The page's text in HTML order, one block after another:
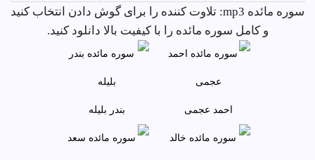
سوره مائده mp3: تلاوت کننده را برای گوش دادن انتخاب کنید
و کامل سوره مائده را با کیفیت بالا دانلود کنید.
احمد عجمى بندر بليله